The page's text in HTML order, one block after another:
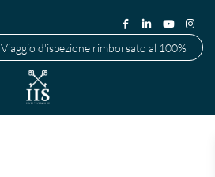
Viaggio d'ispezione rimborsato al 100%